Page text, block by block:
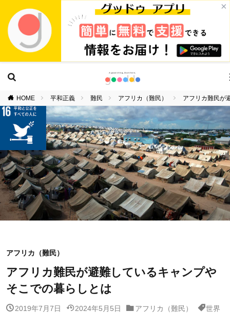
×
HOME 平和正義 難民 アフリカ（難民） アフリカ難民が
アフリカ（難民）
アフリカ難民が避難しているキャンプや
そこでの暮らしとは
2019年7月7日 2024年5月5日 アフリカ（難民） 世界